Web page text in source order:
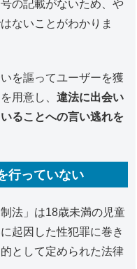
の記載がないため、や
ないことがわかりま
を謳ってユーザーを獲
用意し、違法に出会い
ることへの言い逃れを
行っていない
法」は18歳未満の児童
起因した性犯罪に巻き
として定められた法律